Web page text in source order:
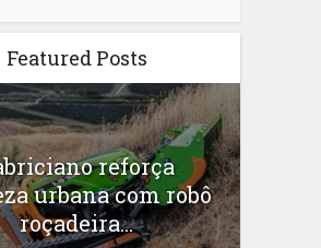
Featured Posts
reforça
urbana com robô
roçadeira...